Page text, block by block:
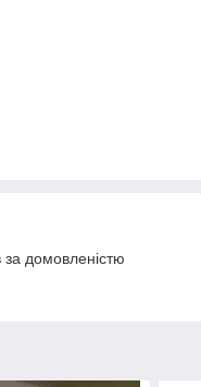
домовленістю